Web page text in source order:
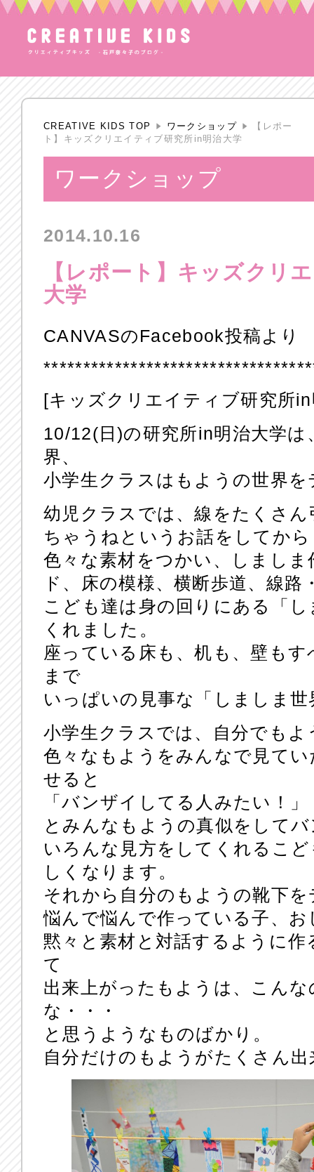
CREATIVE KIDS TOP ワークショップ
【レポー
ト】キッズクリエイティブ研究所in明治大学
ワークショップ
2014.10.16
【レポート】キッズクリ
大学
CANVASのFacebook投稿より
[キッズクリエイティブ研究所
10/12(日)の研究所in明治大学
界、
小学生クラスはもようの世界
幼児クラスでは、線をたくさ
ちゃうねというお話をしてから
色々な素材をつかい、しまし
ド、床の模様、横断歩道、線路
こども達は身の回りにある「
くれました。
座っている床も、机も、壁も
まで
いっぱいの見事な「しましま
小学生クラスでは、自分でも
色々なもようをみんなで見て
せると
「バンザイしてる人みたい！」
とみんなもようの真似をして
いろんな見方をしてくれるこ
しくなります。
それから自分のもようの靴下
悩んで悩んで作っている子、
黙々と素材と対話するように
て
出来上がったもようは、こん
な・・・
と思うようなものばかり。
自分だけのもようがたくさん